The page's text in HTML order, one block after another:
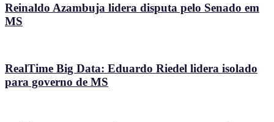
Reinaldo Azambuja lidera disputa pelo Senado em
MS
RealTime Big Data: Eduardo Riedel lidera isolado
para governo de MS